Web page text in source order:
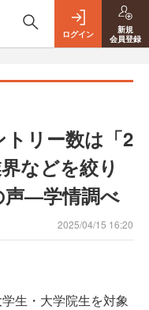
ログイン
新規
会員登録
リー数は「2
などを絞り
声—学情調べ
2025/04/15 16:20
生・大学院生を対象